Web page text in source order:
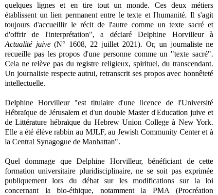
quelques lignes et en tire tout un monde. Ces deux métiers
établissent un lien permanent entre le texte et l'humanité. Il s'agit
toujours d'accueillir le récit de l'autre comme un texte sacré et
d'offrir de l'interprétation", a déclaré Delphine Horvilleur à
Actualité juive(N° 1608, 22 juillet 2021). Or, un journaliste ne
recueille pas les propos d'une personne comme un "texte sacré".
Cela ne relève pas du registre religieux, spirituel, du transcendant.
Un journaliste respecte autrui, retranscrit ses propos avec honnêteté
intellectuelle.
Delphine Horvilleur "est titulaire d'une licence de l'Université
Hébraïque de Jérusalem et d'un double Master d'Education juive et
de Littérature hébraïque du Hebrew Union College à New York.
Elle a été élève rabbin au MJLF, au Jewish Community Center et à
la Central Synagogue de Manhattan".
Quel dommage que Delphine Horvilleur, bénéficiant de cette
formation universitaire pluridisciplinaire, ne se soit pas exprimée
publiquement lors du débat sur les modifications sur la loi
concernant la bio-éthique, notamment la PMA (Procréation